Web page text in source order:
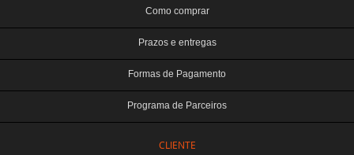
Como comprar
Prazos e entregas
Formas de Pagamento
Programa de Parceiros
CLIENTE